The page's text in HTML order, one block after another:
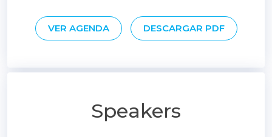
VER AGENDA DESCARGAR PDF
Speakers